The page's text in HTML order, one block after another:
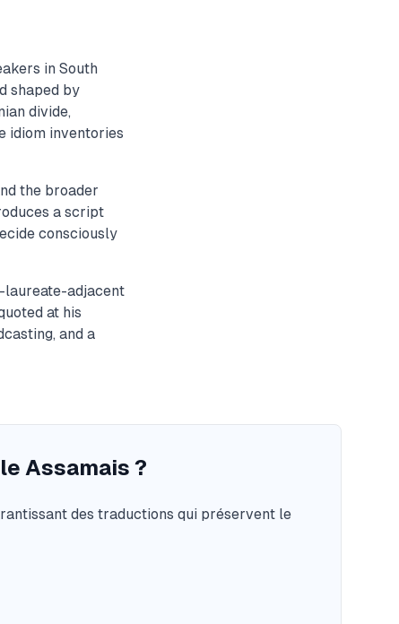
in South
shaped by
divide,
idiom inventories
the broader
a script
consciously
laureate-adjacent
at his
and a
Assamais ?
des traductions qui préservent le